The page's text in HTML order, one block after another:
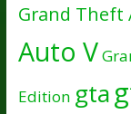
Grand Theft
Auto V
Edition gta